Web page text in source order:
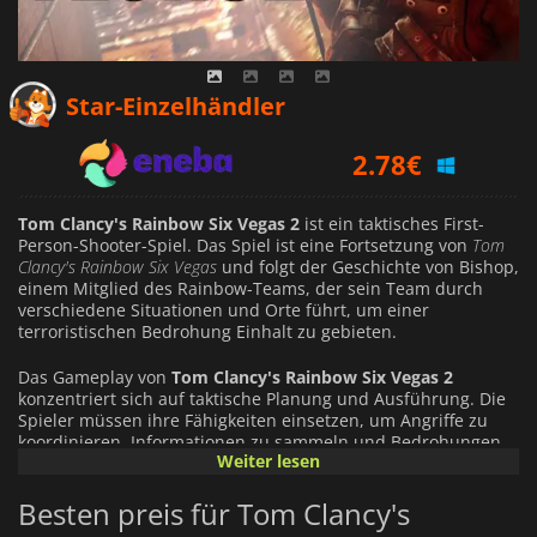
Star-Einzelhändler
2.78€
3.99€
Tom Clancy's Rainbow Six Vegas 2 ist ein taktisches First-
Person-Shooter-Spiel. Das Spiel ist eine Fortsetzung von Tom
Clancy's Rainbow Six Vegas und folgt der Geschichte von Bishop,
einem Mitglied des Rainbow-Teams, der sein Team durch
verschiedene Situationen und Orte führt, um einer
terroristischen Bedrohung Einhalt zu gebieten.
Das Gameplay von Tom Clancy's Rainbow Six Vegas 2
konzentriert sich auf taktische Planung und Ausführung. Die
Spieler müssen ihre Fähigkeiten einsetzen, um Angriffe zu
koordinieren, Informationen zu sammeln und Bedrohungen
zu neutralisieren. Das Spiel verfügt außerdem über ein
Objekten in Deckung zu gehen, um so dem feindlichen
Beschuss zu entgehen und Gegner auszuschalten.
Weiter lesen
Besten preis für Tom Clancy's